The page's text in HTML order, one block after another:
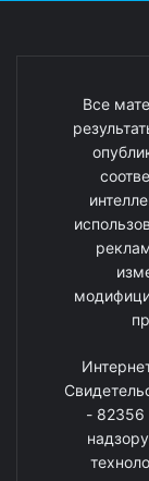
Все
- 82356